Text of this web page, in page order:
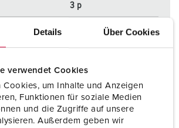
Details Über Cookies
verwendet Cookies
Cookies, um Inhalte und Anzeigen
Funktionen für soziale Medien
und die Zugriffe auf unsere
Außerdem geben wir
3 p
bornes à vis
VERS LE PRODUIT